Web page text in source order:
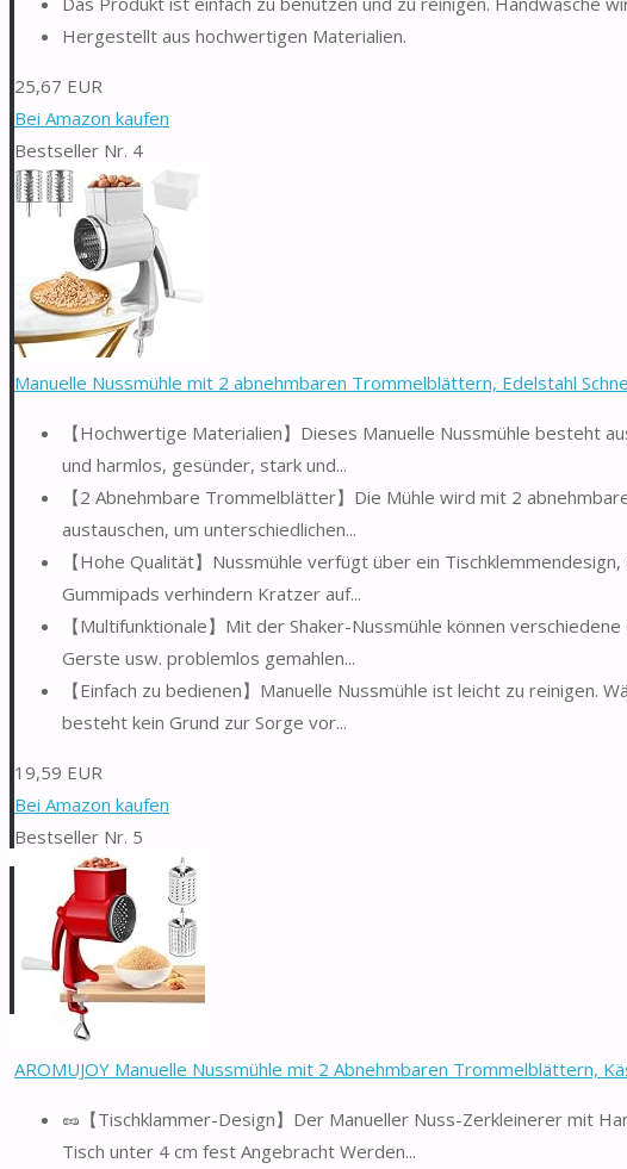
Hergestellt aus hochwertigen Materialien.
25,67 EUR
Bei Amazon kaufen
Bestseller Nr. 4
Manuelle Nussmühle mit 2 abnehmbaren Trommelblättern, Edelstahl
【Hochwertige Materialien】Dieses Manuelle Nussmühle besteht
und harmlos, gesünder, stark und...
【2 Abnehmbare Trommelblätter】Die Mühle wird mit 2
austauschen, um unterschiedlichen...
【Hohe Qualität】Nussmühle verfügt über ein
Gummipads verhindern Kratzer auf...
【Multifunktionale】Mit der Shaker-Nussmühle können
Gerste usw. problemlos gemahlen...
【Einfach zu bedienen】Manuelle Nussmühle ist leicht zu reinigen.
besteht kein Grund zur Sorge vor...
19,59 EUR
Bei Amazon kaufen
Bestseller Nr. 5
AROMUJOY Manuelle Nussmühle mit 2 Abnehmbaren Trommelblättern,
🥜【Tischklammer-Design】Der Manueller Nuss-Zerkleinerer mit
Tisch unter 4 cm fest Angebracht Werden...